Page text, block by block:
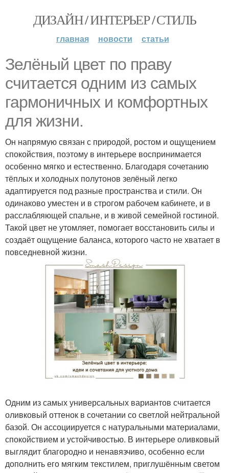
ДИЗАЙН / ИНТЕРЬЕР / СТИЛЬ
главная новости статьи
Зелёный цвет по праву
считается одним из самых
гармоничных и комфортных
для жизни.
Он напрямую связан с природой, ростом и ощущением
спокойствия, поэтому в интерьере воспринимается
особенно мягко и естественно. Благодаря сочетанию
тёплых и холодных полутонов зелёный легко
адаптируется под разные пространства и стили. Он
одинаково уместен и в строгом рабочем кабинете, и в
расслабляющей спальне, и в живой семейной гостиной.
Такой цвет не утомляет, помогает восстановить силы и
создаёт ощущение баланса, которого часто не хватает в
повседневной жизни.
Одним из самых универсальных вариантов считается
оливковый оттенок в сочетании со светлой нейтральной
базой. Он ассоциируется с натуральными материалами,
спокойствием и устойчивостью. В интерьере оливковый
выглядит благородно и ненавязчиво, особенно если
дополнить его мягким текстилем, приглушённым светом